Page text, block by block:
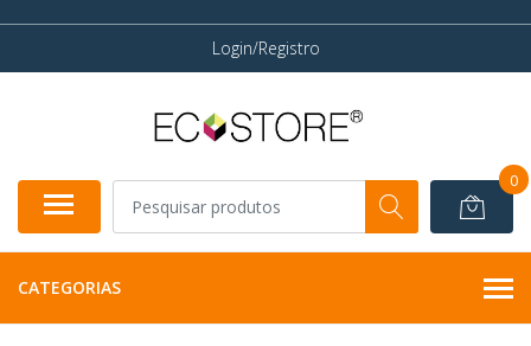
Login/Registro
0
CATEGORIAS